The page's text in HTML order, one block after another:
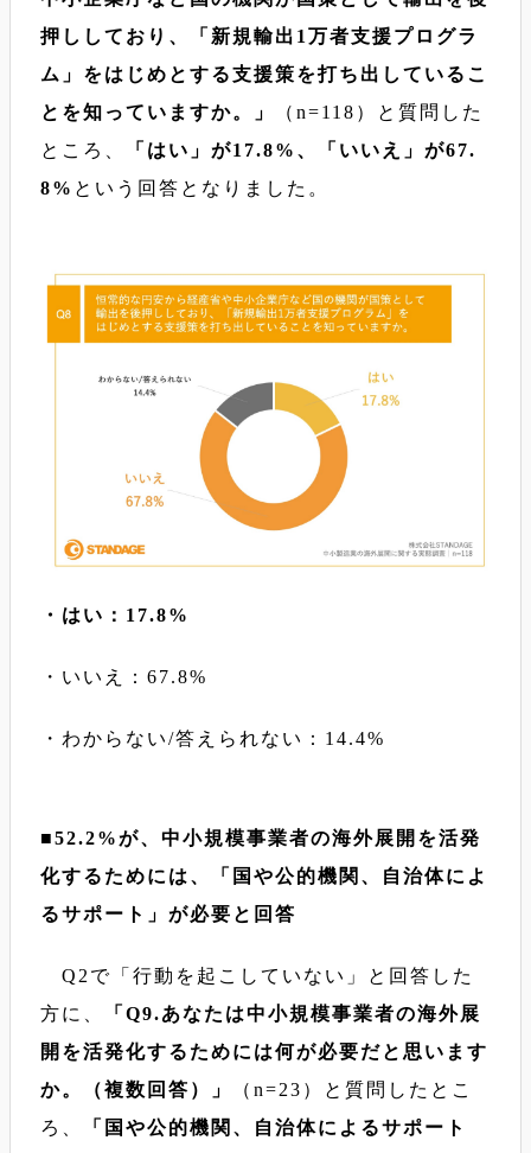
押ししており、「新規輸出1万者支援プログラ
ム」をはじめとする支援策を打ち出しているこ
とを知っていますか。」
（n=118）と質問した
ところ、
「はい」が17.8%、「いいえ」が67.
8% という回答となりました。
・はい：17.8%
・いいえ：67.8%
・わからない/答えられない：14.4%
■52.2%が、中小規模事業者の海外展開を活発
化するためには、「国や公的機関、自治体によ
るサポート」が必要と回答
Q2で「行動を起こしていない」と回答した
方に、
「Q9.あなたは中小規模事業者の海外展
開を活発化するためには何が必要だと思います
か。（複数回答）」
（n=23）と質問したとこ
ろ、
「国や公的機関、自治体によるサポート